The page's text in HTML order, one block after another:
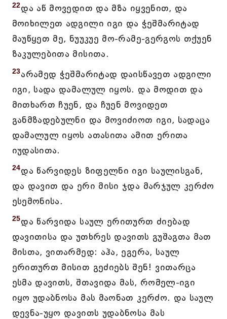
22და აწ მოვედით და მზა იყვენით, და
მოიხილეთ ადგილი იგი და ჭეშმარიტად
მაუწყეთ მე, ნუუკუე მო-რამე-გერგოს თქუენ
ზაკულებითა მისითა.
23არამედ ჭეშმარიტად დაისწავეთ ადგილი
იგი, სადა დამალულ იყოს. და მოდით და
მითხართ ჩუენ, და ჩუენ მოვიდეთ
განმზადებულნი და მოვიძიოთ იგი, სადაცა
დამალულ იყოს ათასითა ამით ერითა
იუდასითა.
24და წარვიდეს ზიფელნი იგი საულისგან,
და დავით და ერი მისი ჯდა მარჯულ კერძო
ესემონისა.
25და წარვიდა საულ ერითურთ ძიებად
დავითისა და უთხრეს დავითს გუშაგთა მათ
მისთა, ვითარმედ: აჰა, ეგერა, საულ
ერითურთ მისით გეძიებს შენ! ვითარცა
ესმა დავითს, შთავიდა მას, რომელ-იგი
იყო უდაბნოსა მას მაონათ კერძო. და საულ
დევნა-უყო დავითს უდაბნოსა მას